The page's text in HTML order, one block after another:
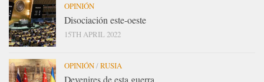
OPINIÓN
Disociación este-oeste
15TH APRIL 2022
OPINIÓN/RUSIA